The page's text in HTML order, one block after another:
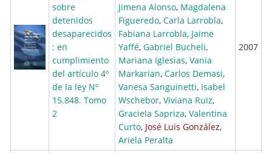
sobre
detenidos
desaparecidos
: en
cumplimiento
del artículo 4º
de la ley Nº
15.848. Tomo
2
Jimena Alonso, Magdalena
Figueredo, Carla Larrobla,
Fabiana Larrobla, Jaime
Yaffé, Gabriel Bucheli,
Mariana Iglesias, Vania
Markarian, Carlos Demasi,
Vanesa Sanguinetti, Isabel
Wschebor, Viviana Ruiz,
Graciela Sapriza, Valentina
Curto, José Luis González,
Ariela Peralta
2007